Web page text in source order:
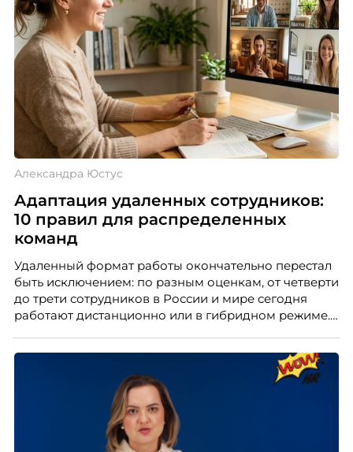
Александра Юстус
Адаптация удаленных сотрудников:
10 правил для распределенных
команд
Удаленный формат работы окончательно перестал
быть исключением: по разным оценкам, от четверти
до трети сотрудников в России и мире сегодня
работают дистанционно или в гибридном режиме.
адаптация во многом происходит сама собой, то на
расстоянии она требует осознанного
проектирования — иначе компания рискует
потерять новичка в первые же месяцы.